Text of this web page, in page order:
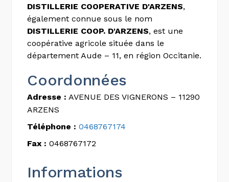
DISTILLERIE COOPERATIVE D'ARZENS,
également connue sous le nom
DISTILLERIE COOP. D'ARZENS, est une
coopérative agricole située dans le
département Aude – 11, en région Occitanie.
Coordonnées
Adresse : AVENUE DES VIGNERONS – 11290
ARZENS
Téléphone : 0468767174
Fax : 0468767172
Informations